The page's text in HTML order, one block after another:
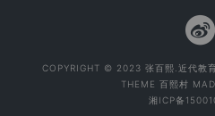
COPYRIGHT © 2023 张百熙.近代教
THEME 百熙村
湘ICP备